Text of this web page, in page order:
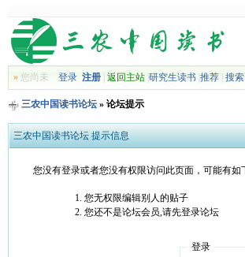
»您尚未 登录 注册| 返回主站| 研究生读书| 推荐| 搜索|
三农中国读书论坛» 论坛提示
三农中国读书论坛 提示信息
您没有登录或者您没有权限访问此页面，可能有如
您无权限编辑别人的贴子
您还不是论坛会员,请先登录论坛
登录